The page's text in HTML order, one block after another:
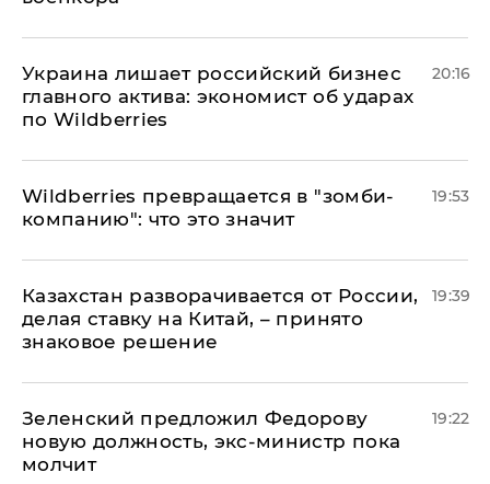
​Украина лишает российский бизнес
главного актива: экономист об ударах
по Wildberries
20:16
Wildberries превращается в "зомби-
компанию": что это значит
19:53
Казахстан разворачивается от России,
делая ставку на Китай, – принято
знаковое решение
19:39
Зеленский предложил Федорову
новую должность, экс-министр пока
молчит
19:22